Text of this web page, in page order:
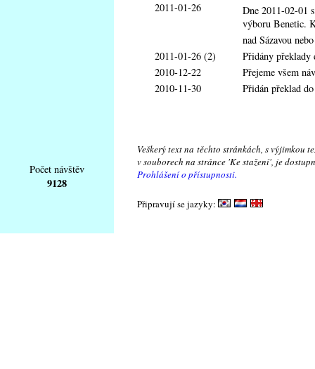
2011-01-26
Dne 2011-02-01
výboru Benetic.
nad Sázavou
2011-01-26 (2)
Přidány
2010-12-22
Přejeme všem
2010-11-30
Přidán překlad
Počet návštěv
9128
Veškerý text na těchto stránkách, s výjimkou
v souborech na stránce 'Ke stažení', je
Prohlášení o přístupnosti.
Připravují se jazyky: